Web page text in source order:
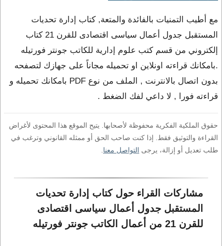
مع أطيب التمنيات بالفائدة والمتعة, كتاب إدارة تحديات
المستقبل جدول أعمال سياسى اقتصادى للقرن 21 كتاب
إلكتروني من قسم كتب علوم إدارية للكاتب جونتر فورتيله
.بامكانك قراءته اونلاين او تحميله مجاناً على جهازك لتصفحه
بدون اتصال بالانترنت , الملف من نوع PDF بامكانك تحميله و
قراءته فورا , لا داعي لفك الضغط .
حقوق الملكية الفكرية محفوظة لأصحابها. يتيح الموقع هذا المحتوى لأغراض
القراءة والتوثيق فقط. إذا كنت صاحب الحق أو ممثله القانوني وترغب في
طلب تعديل أو إزالة، يرجى التواصل معنا
مشاركات القراء حول كتاب إدارة تحديات
المستقبل جدول أعمال سياسى اقتصادى
للقرن 21 من أعمال الكاتب جونتر فورتيله